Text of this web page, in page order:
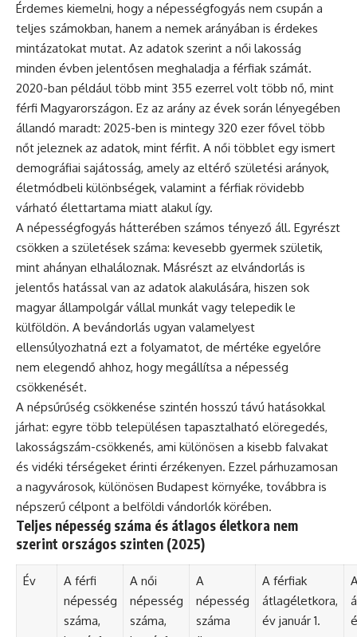
Érdemes kiemelni, hogy a népességfogyás nem csupán a
teljes számokban, hanem a nemek arányában is érdekes
mintázatokat mutat. Az adatok szerint a női lakosság
minden évben jelentősen meghaladja a férfiak számát.
2020-ban például több mint 355 ezerrel volt több nő, mint
férfi Magyarországon. Ez az arány az évek során lényegében
állandó maradt: 2025-ben is mintegy 320 ezer fővel több
nőt jeleznek az adatok, mint férfit. A női többlet egy ismert
demográfiai sajátosság, amely az eltérő születési arányok,
életmódbeli különbségek, valamint a férfiak rövidebb
várható élettartama miatt alakul így.
A népességfogyás hátterében számos tényező áll. Egyrészt
csökken a születések száma: kevesebb gyermek születik,
mint ahányan elhaláloznak. Másrészt az elvándorlás is
jelentős hatással van az adatok alakulására, hiszen sok
magyar állampolgár vállal munkát vagy telepedik le
külföldön. A bevándorlás ugyan valamelyest
ellensúlyozhatná ezt a folyamatot, de mértéke egyelőre
nem elegendő ahhoz, hogy megállítsa a népesség
csökkenését.
A népsűrűség csökkenése szintén hosszú távú hatásokkal
járhat: egyre több településen tapasztalható elöregedés,
lakosságszám-csökkenés, ami különösen a kisebb falvakat
és vidéki térségeket érinti érzékenyen. Ezzel párhuzamosan
a nagyvárosok, különösen Budapest környéke, továbbra is
népszerű célpont a belföldi vándorlók körében.
Teljes népesség száma és átlagos életkora nem
szerint országos szinten (2025)
Év
A férfi
népesség
száma,
A női
népesség
száma,
A
népesség
száma
A férfiak
átlagéletkora,
év január 1.